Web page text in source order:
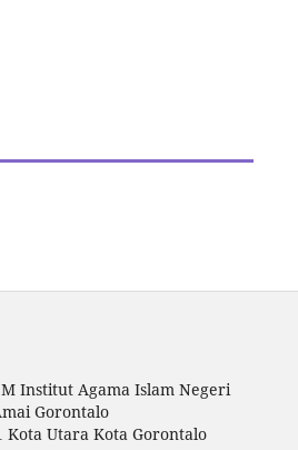
Institut Agama Islam Negeri
Gorontalo
Kota Utara Kota Gorontalo